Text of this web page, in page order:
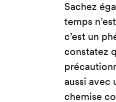
Sachez
temps
c’est un
constatez
aussi avec
chemise